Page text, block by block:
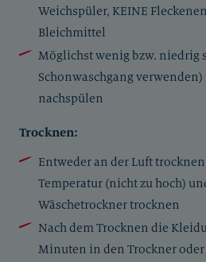
Weichspüler, KEINE
Bleichmittel
Möglichst wenig bzw. niedrig
Schonwaschgang
nachspülen
Trocknen:
Entweder an der Luft
Temperatur (nicht zu hoch)
Wäschetrockner trocknen
Nach dem Trocknen die
Minuten in den Trockner